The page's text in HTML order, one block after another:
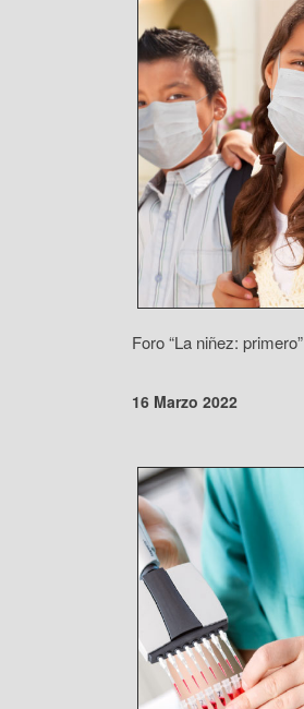
Foro “La niñez: primero”
16 Marzo 2022